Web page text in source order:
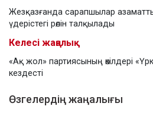
Жезқазғанда сарапшылар
үдерістегі рөлін талқылады
Келесі жаңалық
«Ақ жол» партиясының өкілдері
кездесті